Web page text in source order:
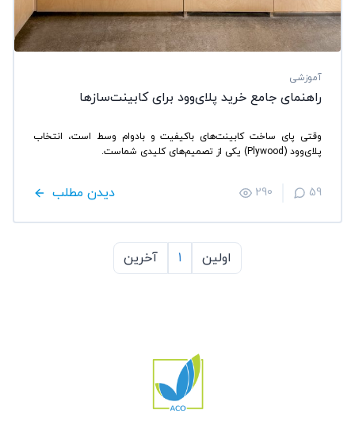
آموزشی
راهنمای جامع خرید پلای‌وود برای کابینت‌سازها
وقتی پای ساخت کابینت‌های باکیفیت و بادوام وسط است، انتخاب
پلای‌وود (Plywood) یکی از تصمیم‌های کلیدی شماست.
دیدن مطلب 290 59
اولین 1 آخرین